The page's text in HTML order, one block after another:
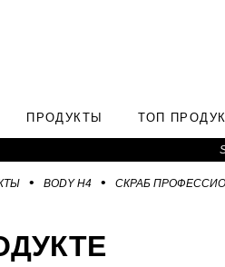
ПРОДУКТЫ ТОП
BODY H4 СКРАБ